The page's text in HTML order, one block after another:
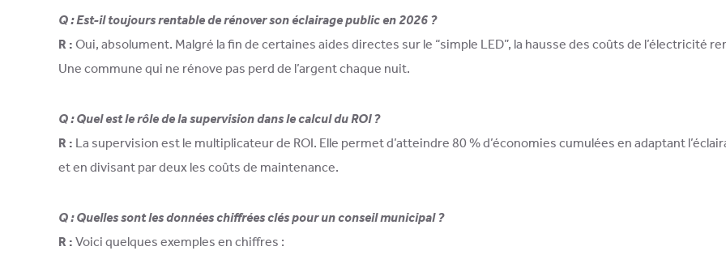
Q : Est-il toujours rentable de rénover son éclairage public en 2026 ?
R :Oui, absolument. Malgré la fin de certaines aides directes sur le “simple LED”, la hausse des coûts de l’électricité
Une commune qui ne rénove pas perd de l’argent chaque nuit.
Q : Quel est le rôle de la supervision dans le calcul du ROI ?
R :La supervision est le multiplicateur de ROI. Elle permet d’atteindre 80 % d’économies cumulées en adaptant
et en divisant par deux les coûts de maintenance.
Q : Quelles sont les données chiffrées clés pour un conseil municipal ?
R :Voici quelques exemples en chiffres :